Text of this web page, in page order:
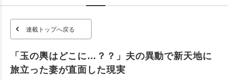
連載トップへ戻る
「玉の輿はどこに…？？」夫の異動で新天地に
旅立った妻が直面した現実